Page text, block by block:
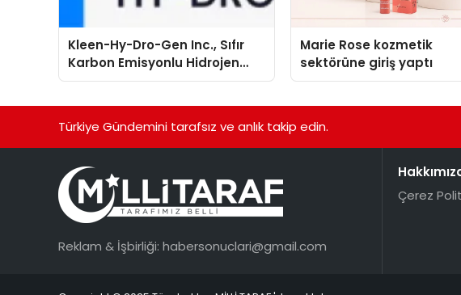
Kleen-Hy-Dro-Gen Inc., Sıfır
Karbon Emisyonlu Hidrojen
Isıtma Teknolojisinde ISO ve
Marie Rose kozmetik
sektörüne giriş yaptı
Türkiye Gündemini tarafsız ve anlık takip edin.
Reklam & İşbirliği: habersonuclari@gmail.com
Çerez